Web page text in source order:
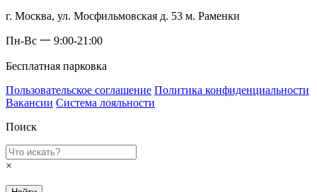
г. Москва, ул. Мосфильмовская д. 53 м. Раменки
Пн-Вс 一 9:00-21:00
Бесплатная парковка
Пользовательское соглашение Политика конфиденциальности
Вакансии Система лояльности
Поиск
×